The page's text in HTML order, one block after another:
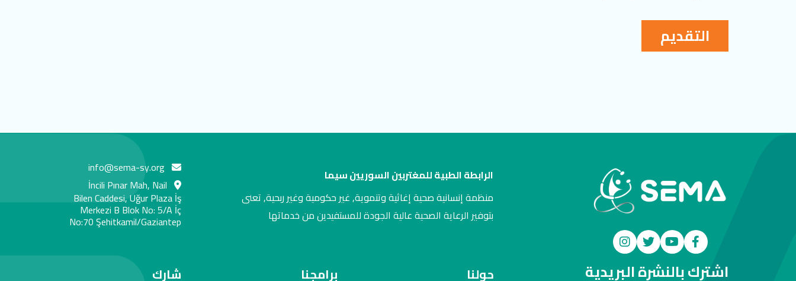
التقديم
الرابطة الطبية للمغتربين السوريين سيما
منظمة إنسانية صحية إغاثية وتنموية, غير حكومية وغير ربحية, تعنى
بتوفير الرعاية الصحية عالية الجودة للمستفيدين من خدماتها
info@sema-sy.org
İncili Pınar Mah, Nail
Bilen Caddesi, Uğur Plaza İş
Merkezi B Blok No: 5/A İç
No:70 Şehitkamil/Gaziantep
اشترك بالنشرة البريدية حولنا برامجنا شارك